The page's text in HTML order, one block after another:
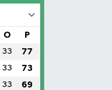
O P
33 77
33 73
33 69